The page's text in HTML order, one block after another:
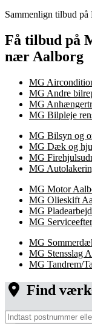
Sammenlign tilbud
Få tilbud på
nær Aalborg
MG
MG Andre
MG
MG Bilpleje
MG Bilsyn og
MG Dæk og
MG
MG
MG Motor
MG Olieskift
MG
MG
MG
MG Stensslag
MG Tandrem/
Find